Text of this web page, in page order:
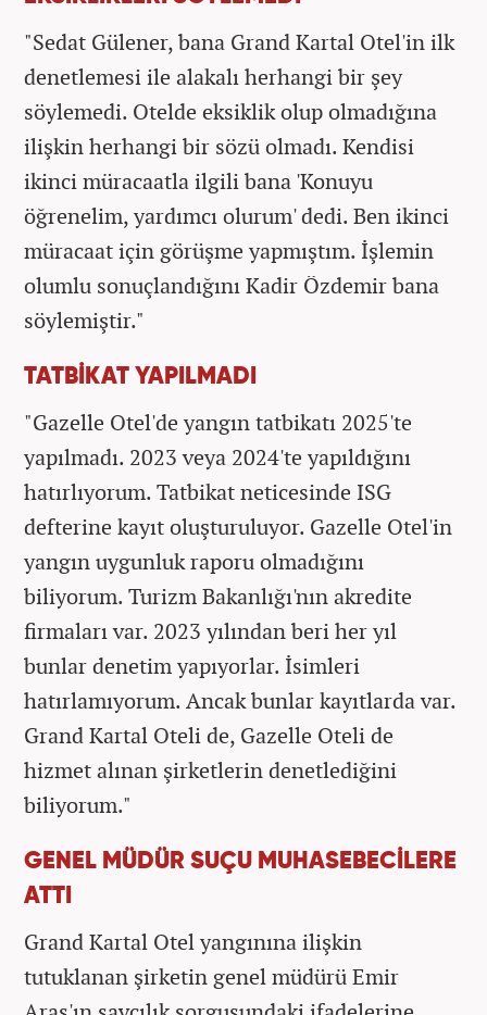
"Sedat Gülener, bana Grand Kartal Otel'in ilk
denetlemesi ile alakalı herhangi bir şey
söylemedi. Otelde eksiklik olup olmadığına
ilişkin herhangi bir sözü olmadı. Kendisi
ikinci müracaatla ilgili bana 'Konuyu
öğrenelim, yardımcı olurum' dedi. Ben ikinci
müracaat için görüşme yapmıştım. İşlemin
olumlu sonuçlandığını Kadir Özdemir bana
söylemiştir."
TATBİKAT YAPILMADI
"Gazelle Otel'de yangın tatbikatı 2025'te
yapılmadı. 2023 veya 2024'te yapıldığını
hatırlıyorum. Tatbikat neticesinde ISG
defterine kayıt oluşturuluyor. Gazelle Otel'in
yangın uygunluk raporu olmadığını
biliyorum. Turizm Bakanlığı'nın akredite
firmaları var. 2023 yılından beri her yıl
bunlar denetim yapıyorlar. İsimleri
hatırlamıyorum. Ancak bunlar kayıtlarda var.
Grand Kartal Oteli de, Gazelle Oteli de
hizmet alınan şirketlerin denetlediğini
biliyorum."
GENEL MÜDÜR SUÇU MUHASEBECİLERE
ATTI
Grand Kartal Otel yangınına ilişkin
tutuklanan şirketin genel müdürü Emir